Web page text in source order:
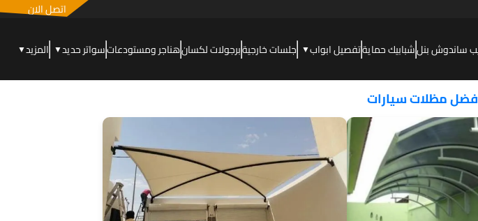
اتصل الان
ساندوش بنلشبابيك حمايةتفصيل ابواب▼ جلسات خارجيةبرجولات لكسانهناجر ومستودعاتسواتر حديد▼ المزيد▼
مظلات سيارات